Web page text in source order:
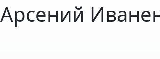
Арсений